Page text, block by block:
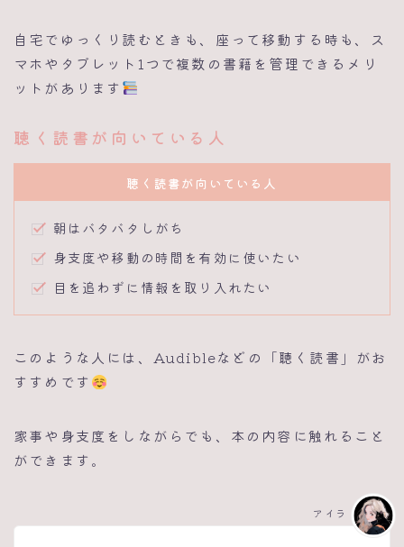
自宅でゆっくり読むときも、座って移動する時も、ス
マホやタブレット1つで複数の書籍を管理できるメリ
ットがあります
聴く読書が向いている人
聴く読書が向いている人
朝はバタバタしがち
身支度や移動の時間を有効に使いたい
目を追わずに情報を取り入れたい
このような人には、Audibleなどの「聴く読書」がお
すすめです
家事や身支度をしながらでも、本の内容に触れること
ができます。
アイラ